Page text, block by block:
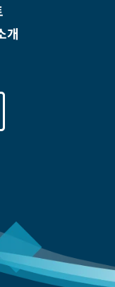
개